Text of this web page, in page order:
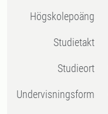
högskolepoäng
Studietakt
Studieort
Undervisningsform